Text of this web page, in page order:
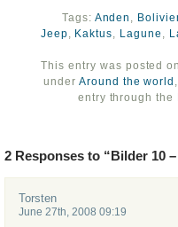
Tags: Anden ,
Jeep, Kaktus, Lagune ,
This entry was posted
under Around the world
entry through the
2 Responses to “Bilder 10
Torsten
June 27th, 2008 09:19